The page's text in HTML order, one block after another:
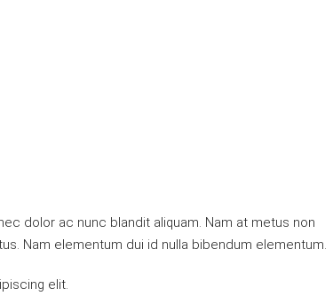
dolor ac nunc blandit aliquam. Nam at metus non
Nam elementum dui id nulla bibendum elementum.
elit.